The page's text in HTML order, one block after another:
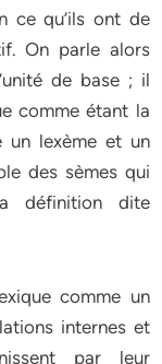
ce qu’ils ont de
On parle alors
de base ; il
comme étant la
un lexème et un
des sèmes qui
définition dite
comme un
internes et
par leur